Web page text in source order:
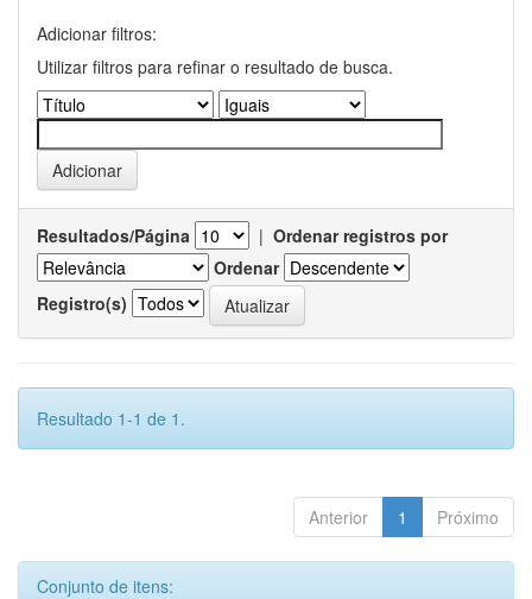
Adicionar filtros:
Utilizar filtros para refinar o resultado de busca.
Resultados/Página | Ordenar registros por
Ordenar
Registro(s)
Resultado 1-1 de 1.
Anterior 1 Próximo
Conjunto de itens: